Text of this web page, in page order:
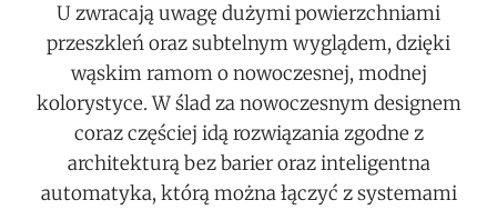
U zwracają uwagę dużymi powierzchniami
przeszkleń oraz subtelnym wyglądem, dzięki
wąskim ramom o nowoczesnej, modnej
kolorystyce. W ślad za nowoczesnym designem
coraz częściej idą rozwiązania zgodne z
architekturą bez barier oraz inteligentna
automatyka, którą można łączyć z systemami